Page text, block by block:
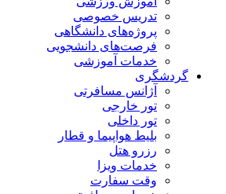
تدریس خصوصی
پروژه‌های دانشگاهی
فرصت‌های دانشجویی
خدمات آموزشی
گردشگری
آژانس مسافرتی
تور خارجی
تور داخلی
بلیط هواپیما و قطار
رزرو هتل
خدمات ویزا
وقت سفارت